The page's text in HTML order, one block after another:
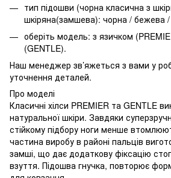
тип підошви (чорна класична з
шкіряна(замшева): чорна / бежева
оберіть модель: з язичком
(GENTLE).
Наш менеджер зв’яжеться з вами у
уточнення деталей.
Про моделі
Класичні хілси PREMIER та GENTLE
натуральної шкіри. Завдяки
стійкому підбору ноги менше
частина виробу в районі пальців
замші, що дає додаткову фіксацію
взуття. Підошва гнучка, повторює